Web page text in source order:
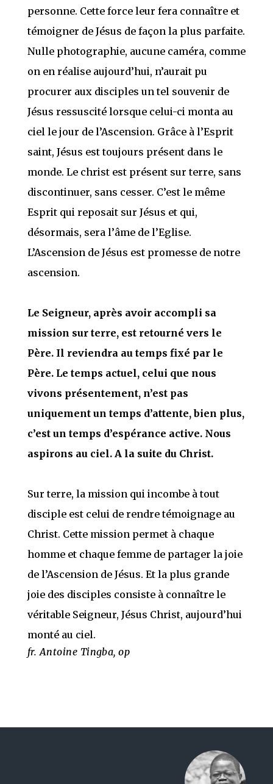
personne. Cette force leur fera connaître et
témoigner de Jésus de façon la plus parfaite.
Nulle photographie, aucune caméra, comme
on en réalise aujourd’hui, n’aurait pu
procurer aux disciples un tel souvenir de
Jésus ressuscité lorsque celui-ci monta au
ciel le jour de l’Ascension. Grâce à l’Esprit
saint, Jésus est toujours présent dans le
monde. Le christ est présent sur terre, sans
discontinuer, sans cesser. C’est le même
Esprit qui reposait sur Jésus et qui,
désormais, sera l’âme de l’Eglise.
L’Ascension de Jésus est promesse de notre
ascension.
Le Seigneur, après avoir accompli sa
mission sur terre, est retourné vers le
Père. Il reviendra au temps fixé par le
Père. Le temps actuel, celui que nous
vivons présentement, n’est pas
uniquement un temps d’attente, bien plus,
c’est un temps d’espérance active. Nous
aspirons au ciel. A la suite du Christ.
Sur terre, la mission qui incombe à tout
disciple est celui de rendre témoignage au
Christ. Cette mission permet à chaque
homme et chaque femme de partager la joie
de l’Ascension de Jésus. Et la plus grande
joie des disciples consiste à connaître le
véritable Seigneur, Jésus Christ, aujourd’hui
monté au ciel.
fr. Antoine Tingba, op